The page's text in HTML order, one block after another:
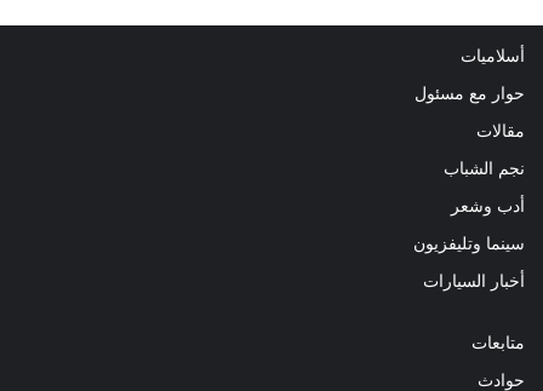
أسلاميات
حوار مع مسئول
مقالات
نجم الشباب
أدب وشعر
سينما وتليفزيون
أخبار السيارات
متابعات
حوادث